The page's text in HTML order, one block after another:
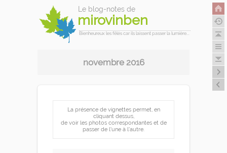
Le blog-notes de
mirovinben
Bienheureux les fêlés car ils laissent passer la lumière...
novembre 2016
La présence de vignettes permet, en
cliquant dessus,
de voir les photos correspondantes et de
passer de l'une à l'autre.